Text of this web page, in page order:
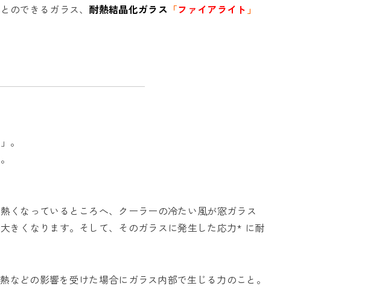
のできるガラス、 耐熱結晶化ガラス 「ファイアライト 」
。
くなっているところへ、クーラーの冷たい風が窓ガラス
きくなります。そして、そのガラスに発生した応力* に耐
どの影響を受けた場合にガラス内部で生じる力のこと。